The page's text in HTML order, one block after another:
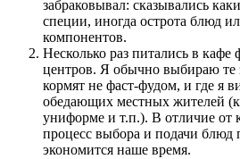
забраковывал: сказывались
специи, иногда острота блюд
компонентов.
Несколько раз питались в кафе
центров. Я обычно выбираю те
кормят не фаст-фудом, и где я
обедающих местных жителей
униформе и т.п.). В отличие от
процесс выбора и подачи блюд
экономится наше время.